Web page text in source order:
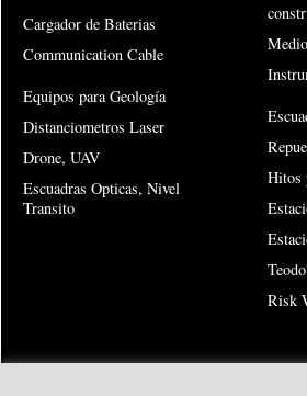
Cargador de Baterias
Communication Cable
Equipos para Geología
Distanciometros Laser
Drone, UAV
Escuadras Opticas, Nivel
Transito
Hitos
Risk